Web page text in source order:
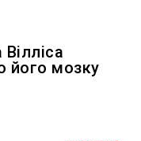
його мозку